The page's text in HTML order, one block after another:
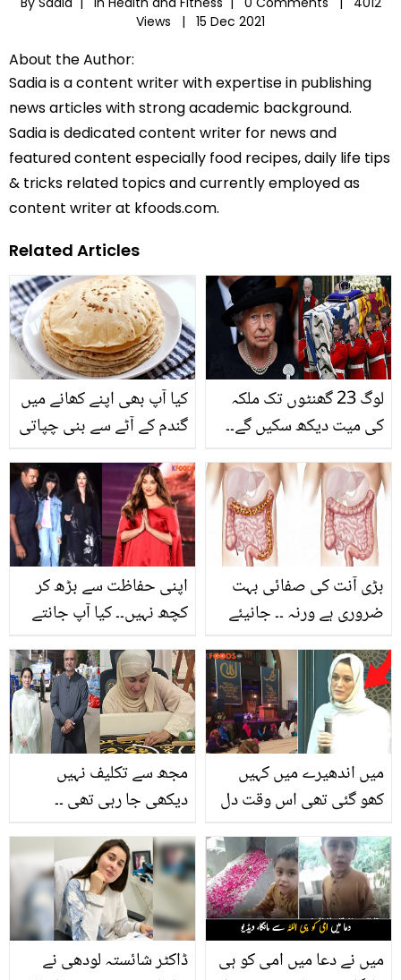
Views |
15 Dec 2021
About the Author:
Sadia is a content writer with expertise in publishing
news articles with strong academic background.
Sadia is dedicated content writer for news and
featured content especially food recipes, daily life tips
& tricks related topics and currently employed as
content writer at kfoods.com.
Related Articles
کیا آپ بھی اپنے کھانے میں
گندم کے آٹے سے بنی چپاتی
یہ معلومات پڑھ لیجیے
لوگ 23 گھنٹوں تک ملکہ
کی میت دیکھ سکیں گے۔۔
اگلے 10 روز تک کون سی
رسومات ادا کی جائیں گی؟
اپنی حفاظت سے بڑھ کر
کچھ نہیں۔۔ کیا آپ جانتے
گارڈ کو کتنی تنخواہ دیتی
ہیں؟
بڑی آنت کی صفائی بہت
ضروری ہے ورنہ ۔۔ جانیئے
بڑی آنے کی صفائی کرتی
ہیں
مجھ سے تکلیف نہیں
دیکھی جا رہی تھی ۔۔
متاثرین کے لیے کیا مدد
کی؟
میں اندھیرے میں کہیں
کھو گئی تھی اس وقت دل
۔۔ غیر مسلم خاتون نے
اسلام قبول کیوں کیا؟
ویڈیو
ڈاکٹر شائستہ لودھی نے
میں نے دعا میں امی کو ہی